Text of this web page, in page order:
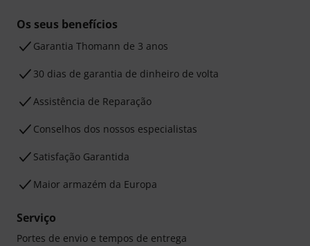
Os seus benefícios
Garantia Thomann de 3 anos
30 dias de garantia de dinheiro de volta
Assistência de Reparação
Conselhos dos nossos especialistas
Satisfação Garantida
Maior armazém da Europa
Serviço
Portes de envio e tempos de entrega